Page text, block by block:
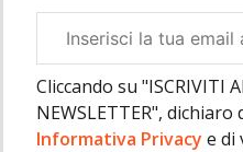
aziendale
Cliccando su "ISCRIVITI
NEWSLETTER",
Informativa Privacy e di